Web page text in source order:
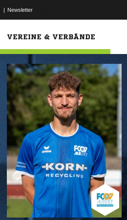
| Newsletter
VEREINE & VERBÄNDE